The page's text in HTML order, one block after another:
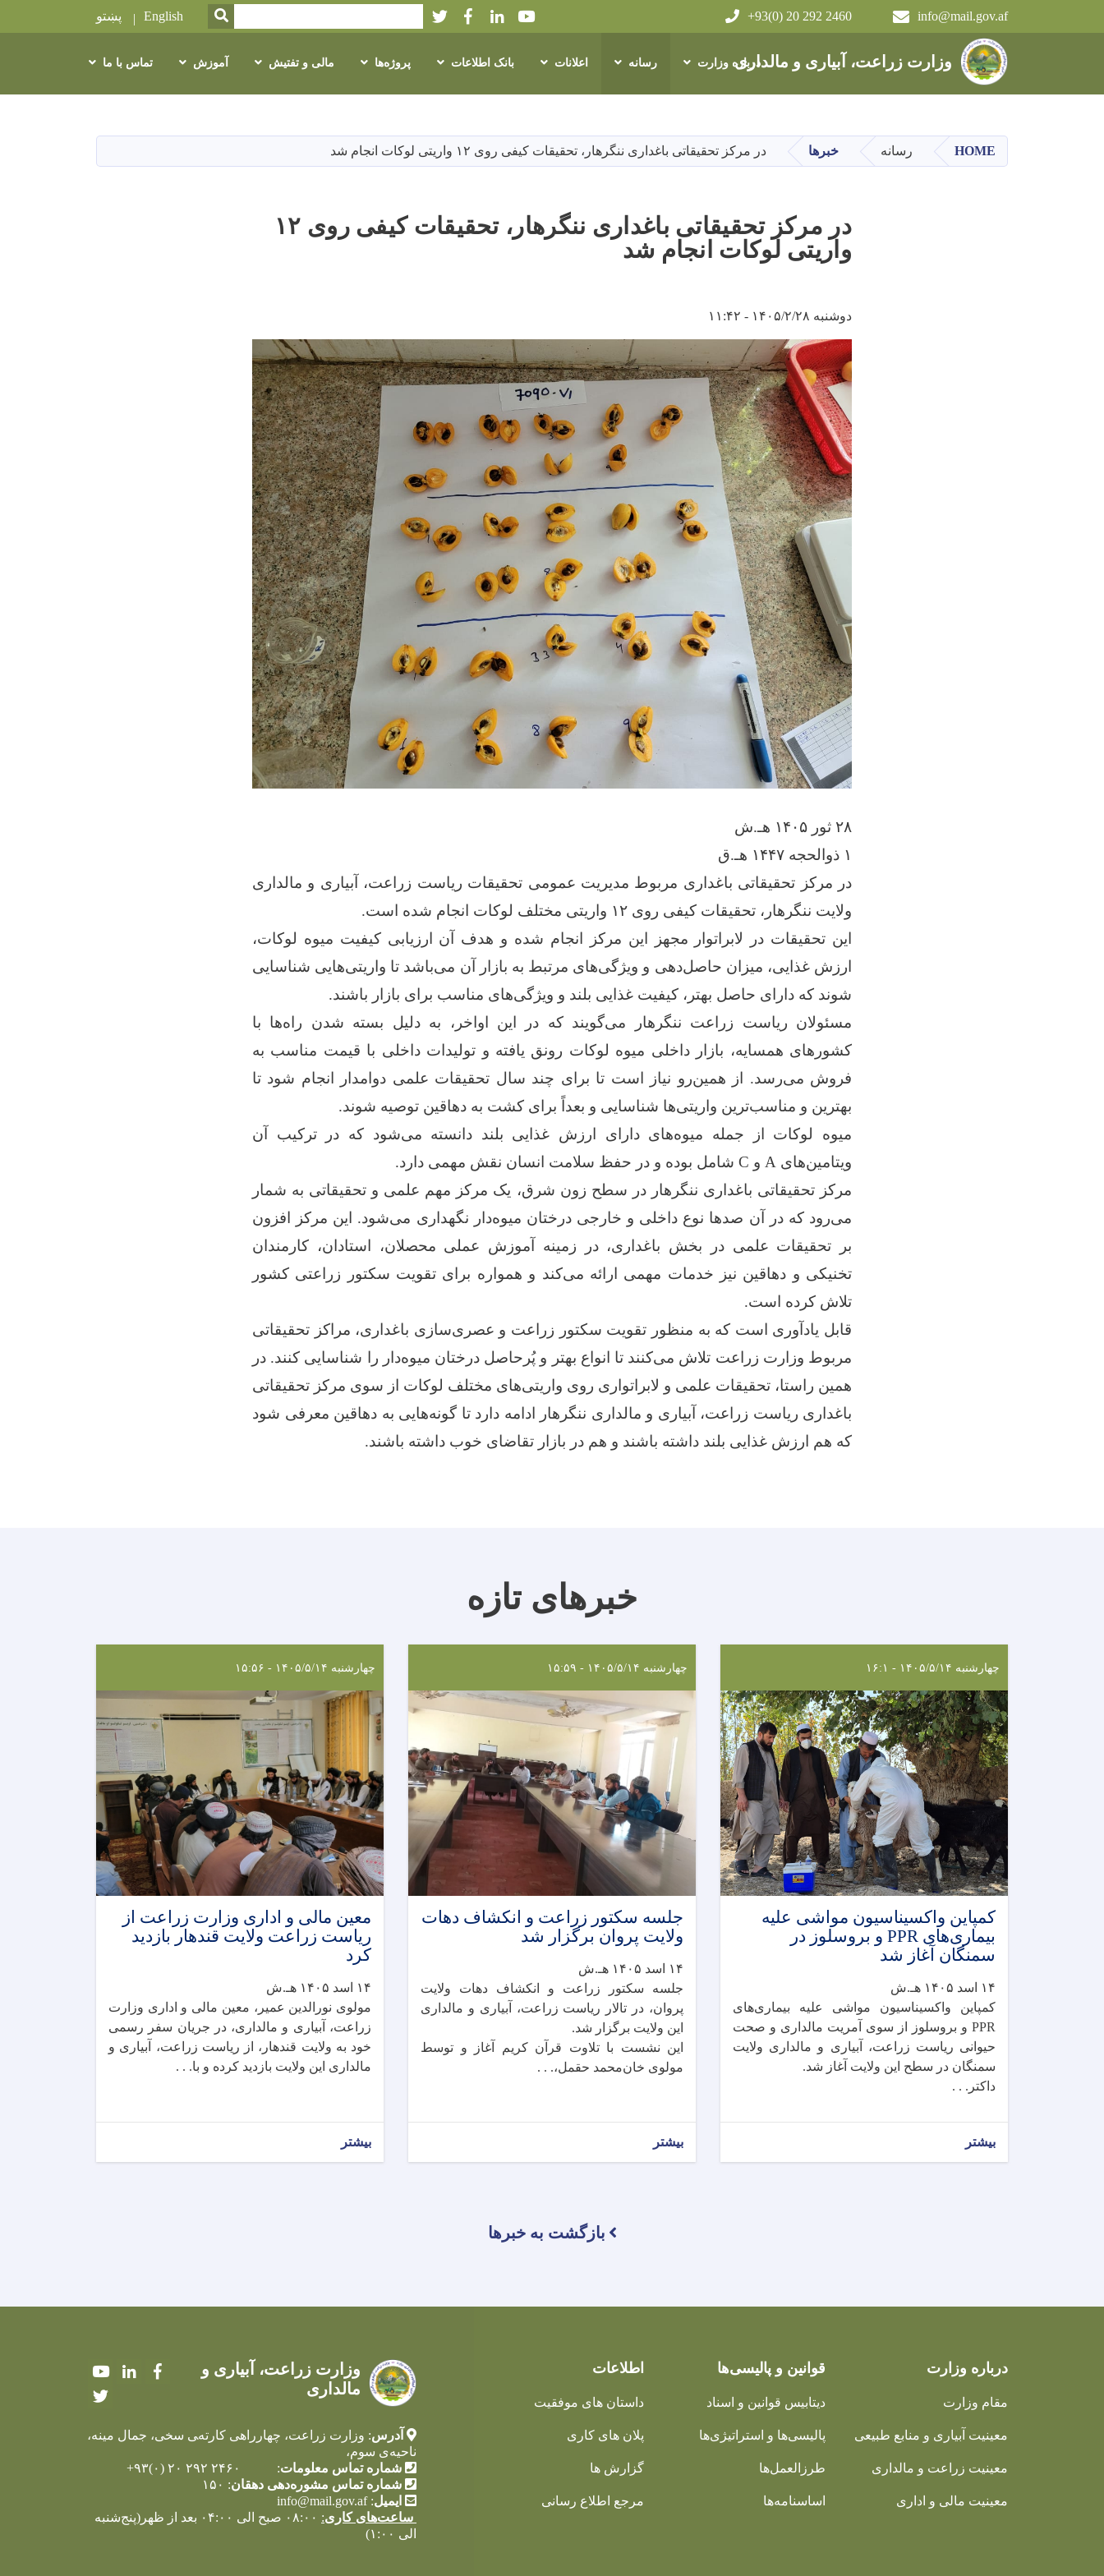
main
content
وزارت زراعت، آبیاری و مالداری
info@mail.gov.af
+93(0) 20 292 2460
Youtube
LinkedIn
Facebook
Twitter
Search
SEARCH
English پښتو
Main navigation
درباره وزارت رسانه اعلانات بانک اطلاعات پروژه‌ها مالی و تفتیش آموزش تماس با ما
HOME رسانه خبرها در مرکز تحقیقاتی باغداری ننگرهار، تحقیقات کیفی روی ۱۲ واریتی لوکات انجام شد
در مرکز تحقیقاتی باغداری ننگرهار، تحقیقات کیفی روی ۱۲
واریتی لوکات انجام شد
دوشنبه ۱۴۰۵/۲/۲۸ - ۱۱:۴۲
۲۸ ثور ۱۴۰۵ هـ.ش
۱ ذوالحجه ۱۴۴۷ هـ.ق
در مرکز تحقیقاتی باغداری مربوط مدیریت عمومی تحقیقات ریاست زراعت، آبیاری و مالداری
ولایت ننگرهار، تحقیقات کیفی روی ۱۲ واریتی مختلف لوکات انجام شده است.
این تحقیقات در لابراتوار مجهز این مرکز انجام شده و هدف آن ارزیابی کیفیت میوه لوکات،
ارزش غذایی، میزان حاصل‌دهی و ویژگی‌های مرتبط به بازار آن می‌باشد تا واریتی‌هایی شناسایی
شوند که دارای حاصل بهتر، کیفیت غذایی بلند و ویژگی‌های مناسب برای بازار باشند.
مسئولان ریاست زراعت ننگرهار می‌گویند که در این اواخر، به دلیل بسته شدن راه‌ها با
کشورهای همسایه، بازار داخلی میوه لوکات رونق یافته و تولیدات داخلی با قیمت مناسب به
فروش می‌رسد. از همین‌رو نیاز است تا برای چند سال تحقیقات علمی دوامدار انجام شود تا
بهترین و مناسب‌ترین واریتی‌ها شناسایی و بعداً برای کشت به دهاقین توصیه شوند.
میوه لوکات از جمله میوه‌های دارای ارزش غذایی بلند دانسته می‌شود که در ترکیب آن
ویتامین‌های A و C شامل بوده و در حفظ سلامت انسان نقش مهمی دارد.
مرکز تحقیقاتی باغداری ننگرهار در سطح زون شرق، یک مرکز مهم علمی و تحقیقاتی به شمار
می‌رود که در آن صدها نوع داخلی و خارجی درختان میوه‌دار نگهداری می‌شود. این مرکز افزون
بر تحقیقات علمی در بخش باغداری، در زمینه آموزش عملی محصلان، استادان، کارمندان
تخنیکی و دهاقین نیز خدمات مهمی ارائه می‌کند و همواره برای تقویت سکتور زراعتی کشور
تلاش کرده است.
قابل یادآوری است که به منظور تقویت سکتور زراعت و عصری‌سازی باغداری، مراکز تحقیقاتی
مربوط وزارت زراعت تلاش می‌کنند تا انواع بهتر و پُرحاصل درختان میوه‌دار را شناسایی کنند. در
همین راستا، تحقیقات علمی و لابراتواری روی واریتی‌های مختلف لوکات از سوی مرکز تحقیقاتی
باغداری ریاست زراعت، آبیاری و مالداری ننگرهار ادامه دارد تا گونه‌هایی به دهاقین معرفی شود
که هم ارزش غذایی بلند داشته باشند و هم در بازار تقاضای خوب داشته باشند.
خبرهای تازه
چهارشنبه ۱۴۰۵/۵/۱۴ - ۱۶:۱
کمپاین واکسیناسیون مواشی علیه
بیماری‌های PPR و بروسلوز در
سمنگان آغاز شد
۱۴ اسد ۱۴۰۵ هـ.ش
کمپاین واکسیناسیون مواشی علیه بیماری‌های
PPR و بروسلوز از سوی آمریت مالداری و صحت
حیوانی ریاست زراعت، آبیاری و مالداری ولایت
سمنگان در سطح این ولایت آغاز شد.
داکتر. . .
بیشتر
چهارشنبه ۱۴۰۵/۵/۱۴ - ۱۵:۵۹
جلسه سکتور زراعت و انکشاف دهات
ولایت پروان برگزار شد
۱۴ اسد ۱۴۰۵ هـ.ش
جلسه سکتور زراعت و انکشاف دهات ولایت
پروان، در تالار ریاست زراعت، آبیاری و مالداری
این ولایت برگزار شد.
این نشست با تلاوت قرآن کریم آغاز و توسط
مولوی خان‌محمد حقمل،. . .
بیشتر
چهارشنبه ۱۴۰۵/۵/۱۴ - ۱۵:۵۶
معین مالی و اداری وزارت زراعت از
ریاست زراعت ولایت قندهار بازدید
کرد
۱۴ اسد ۱۴۰۵ هـ.ش
مولوی نورالدین عمیر، معین مالی و اداری وزارت
زراعت، آبیاری و مالداری، در جریان سفر رسمی
خود به ولایت قندهار، از ریاست زراعت، آبیاری و
مالداری این ولایت بازدید کرده و با. . .
بیشتر
بازگشت به خبرها
درباره وزارت
مقام وزارت
معینیت آبیاری و منابع طبیعی
معینیت زراعت و مالداری
معینیت مالی و اداری
قوانین و پالیسی‌ها
دیتابیس قوانین و اسناد
پالیسی‌ها و استراتیژی‌ها
طرزالعمل‌ها
اساسنامه‌ها
اطلاعات
داستان های موفقیت
پلان های کاری
گزارش ها
مرجع اطلاع رسانی
وزارت زراعت، آبیاری و
مالداری
YoutubeLinkedInFacebook
آدرس: وزارت زراعت، چهارراهی کارته‌‍ی سخی، جمال مینه،
ناحیه‌ی سوم،
شماره تماس معلومات: ۲۴۶۰ ۲۹۲ ۲۰ (۰)۹۳+
شماره تماس مشوره‌دهی دهقان: ۱۵۰
ایمیل:
info@mail.gov.af
ساعت‌های کاری:
۰۸:۰۰ صبح الی ۰۴:۰۰ بعد از ظهر(پنج‌شنبه
الی ۱:۰۰)